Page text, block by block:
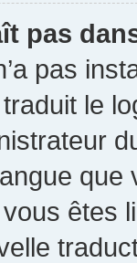
pas
pas
le
êtes